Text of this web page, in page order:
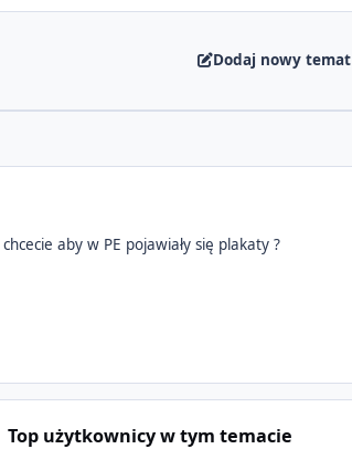
Dodaj nowy temat
aby w PE pojawiały się plakaty ?
Top użytkownicy w tym temacie